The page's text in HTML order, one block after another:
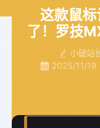
这款鼠
了！罗技
小破站
2025/11/19